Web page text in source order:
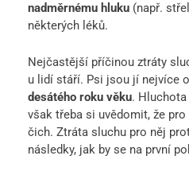
nadměrnému hluku (např.
některých léků.
Nejčastější příčinou ztráty
u lidí stáří. Psi jsou jí nejvíce
desátého roku věku.
však třeba si uvědomit, že
čich. Ztráta sluchu pro něj
následky, jak by se na první